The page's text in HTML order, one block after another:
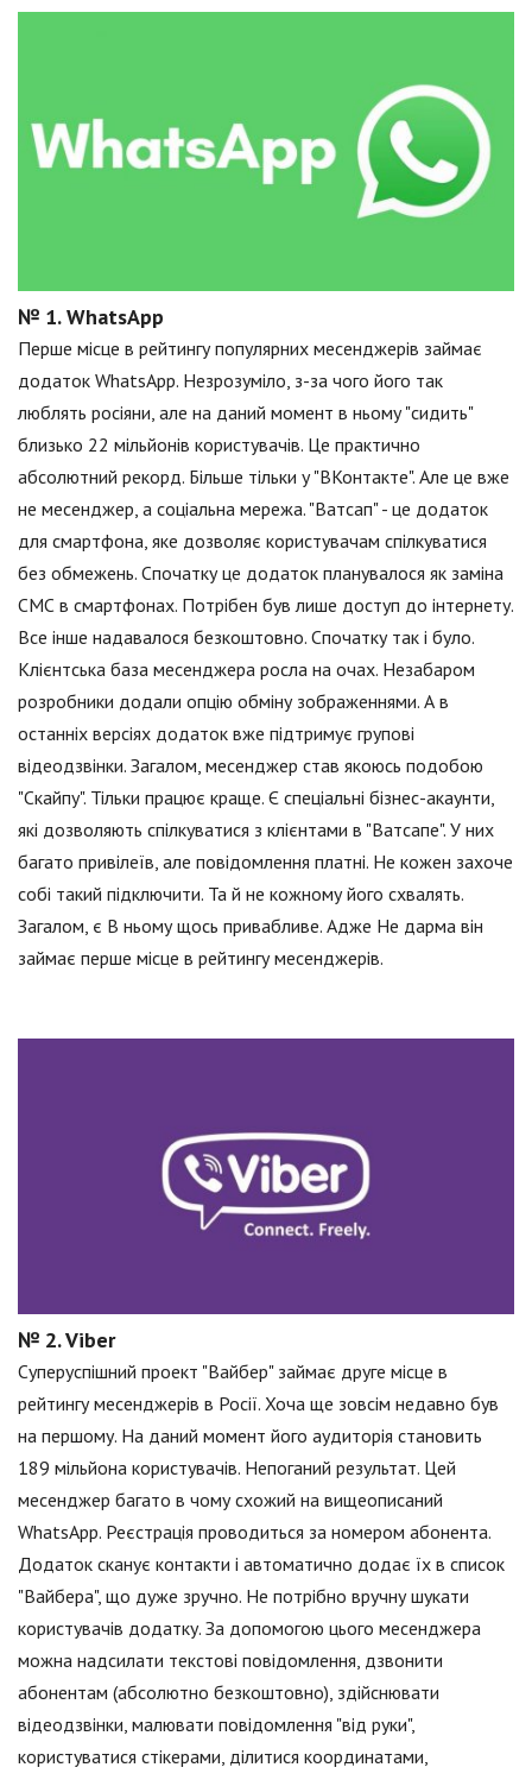
№ 1. WhatsApp
Перше місце в рейтингу популярних месенджерів займає
додаток WhatsApp. Незрозуміло, з-за чого його так
люблять росіяни, але на даний момент в ньому "сидить"
близько 22 мільйонів користувачів. Це практично
абсолютний рекорд. Більше тільки у "ВКонтакте". Але це вже
не месенджер, а соціальна мережа. "Ватсап" - це додаток
для смартфона, яке дозволяє користувачам спілкуватися
без обмежень. Спочатку це додаток планувалося як заміна
СМС в смартфонах. Потрібен був лише доступ до інтернету.
Все інше надавалося безкоштовно. Спочатку так і було.
Клієнтська база месенджера росла на очах. Незабаром
розробники додали опцію обміну зображеннями. А в
останніх версіях додаток вже підтримує групові
відеодзвінки. Загалом, месенджер став якоюсь подобою
"Скайпу". Тільки працює краще. Є спеціальні бізнес-акаунти,
які дозволяють спілкуватися з клієнтами в "Ватсапе". У них
багато привілеїв, але повідомлення платні. Не кожен захоче
собі такий підключити. Та й не кожному його схвалять.
Загалом, є В ньому щось привабливе. Адже Не дарма він
займає перше місце в рейтингу месенджерів.
№ 2. Viber
Суперуспішний проект "Вайбер" займає друге місце в
рейтингу месенджерів в Росії. Хоча ще зовсім недавно був
на першому. На даний момент його аудиторія становить
189 мільйона користувачів. Непоганий результат. Цей
месенджер багато в чому схожий на вищеописаний
WhatsApp. Реєстрація проводиться за номером абонента.
Додаток сканує контакти і автоматично додає їх в список
"Вайбера", що дуже зручно. Не потрібно вручну шукати
користувачів додатку. За допомогою цього месенджера
можна надсилати текстові повідомлення, дзвонити
абонентам (абсолютно безкоштовно), здійснювати
відеодзвінки, малювати повідомлення "від руки",
користуватися стікерами, ділитися координатами,